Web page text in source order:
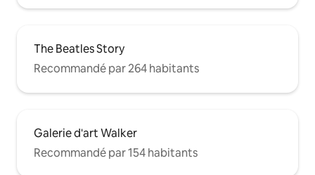
The Beatles Story
Recommandé par 264 habitants
Galerie d'art Walker
Recommandé par 154 habitants